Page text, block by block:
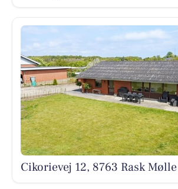
Cikorievej 12, 8763 Rask Mølle